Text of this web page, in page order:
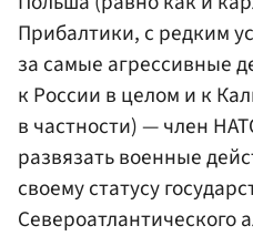
Прибалтики, с редким
за самые агрессивные
к России в целом и к
в частности) — член
развязать военные
своему статусу
Североатлантического